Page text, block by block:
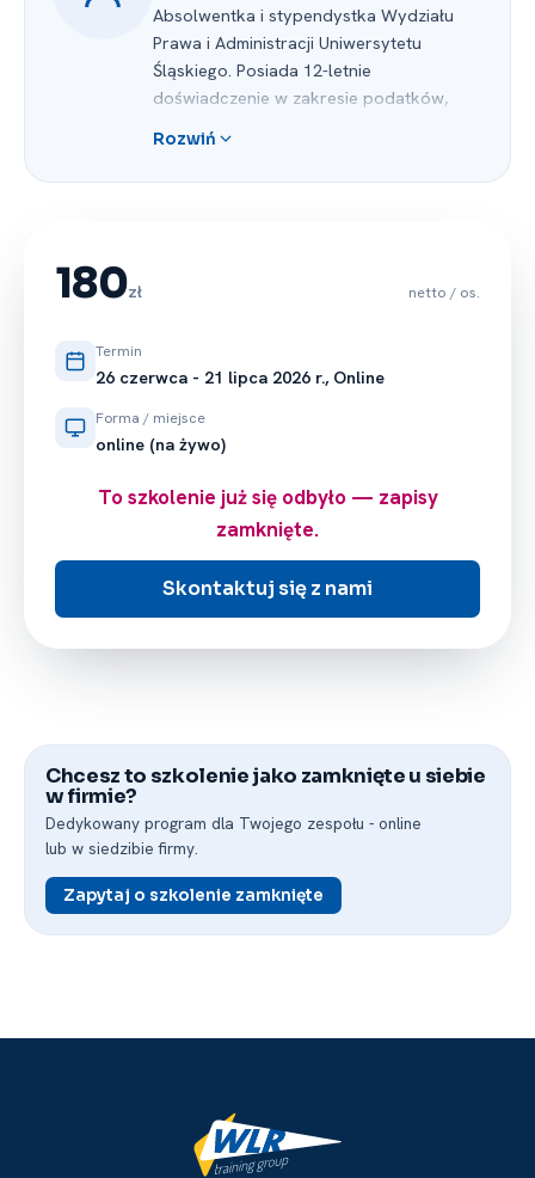
Absolwentka i stypendystka Wydziału
Prawa i Administracji Uniwersytetu
Śląskiego. Posiada 12-letnie
doświadczenie w zakresie podatków,
prawno -⁠ podatkowej
oraz międzynarodowej firmie
dochodowego od osób prawnych, w tym
Pricing oraz podatku u źródła, a także
Rozwiń
180zł netto / os.
Termin
26 czerwca -⁠ 21 lipca 2026 r., Online
Forma / miejsce
online (na żywo)
To szkolenie już się odbyło — zapisy
zamknięte.
Skontaktuj się z nami
Chcesz to szkolenie jako zamknięte u siebie
w firmie?
Dedykowany program dla Twojego zespołu -⁠ online
lub w siedzibie firmy.
Zapytaj o szkolenie zamknięte